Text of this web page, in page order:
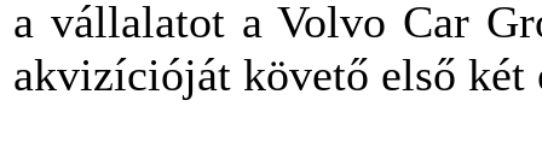
a vállalatot a Volvo Car
akvizícióját követő első két